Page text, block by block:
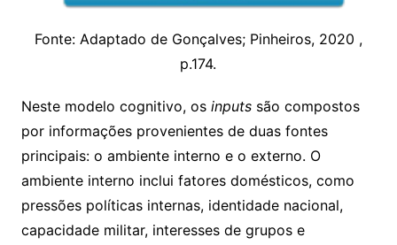
Fonte: Adaptado de Gonçalves; Pinheiros, 2020 ,
p.174.
Neste modelo cognitivo, os inputssão compostos
por informações provenientes de duas fontes
principais: o ambiente interno e o externo. O
ambiente interno inclui fatores domésticos, como
pressões políticas internas, identidade nacional,
capacidade militar, interesses de grupos e